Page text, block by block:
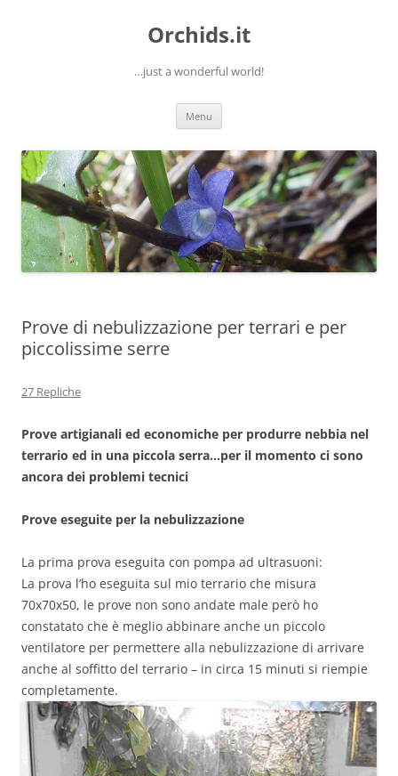
Orchids.it
…just a wonderful world!
Menu
Prove di nebulizzazione per terrari e per
piccolissime serre
27 Repliche
Prove artigianali ed economiche per produrre nebbia nel
terrario ed in una piccola serra…per il momento ci sono
ancora dei problemi tecnici
Prove eseguite per la nebulizzazione
La prima prova eseguita con pompa ad ultrasuoni:
La prova l’ho eseguita sul mio terrario che misura
70x70x50, le prove non sono andate male però ho
constatato che è meglio abbinare anche un piccolo
ventilatore per permettere alla nebulizzazione di arrivare
anche al soffitto del terrario – in circa 15 minuti si riempie
completamente.